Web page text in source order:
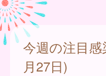
今週の注目
月27日)